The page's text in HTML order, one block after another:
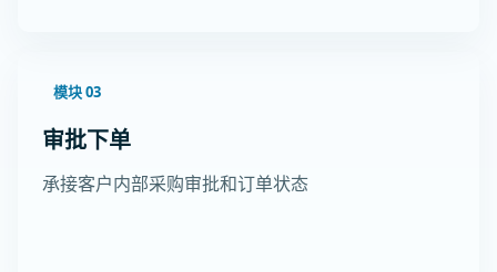
模块 03
审批下单
承接客户内部采购审批和订单状态